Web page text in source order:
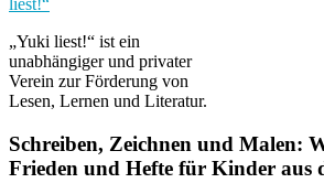
„Yuki liest!“ ist ein
unabhängiger und privater
Verein zur Förderung von
Lesen, Lernen und Literatur.
Schreiben, Zeichnen und Malen:
Frieden und Hefte für Kinder aus